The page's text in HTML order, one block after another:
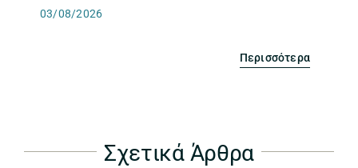
03/08/2026
Περισσότερα
Σχετικά Άρθρα